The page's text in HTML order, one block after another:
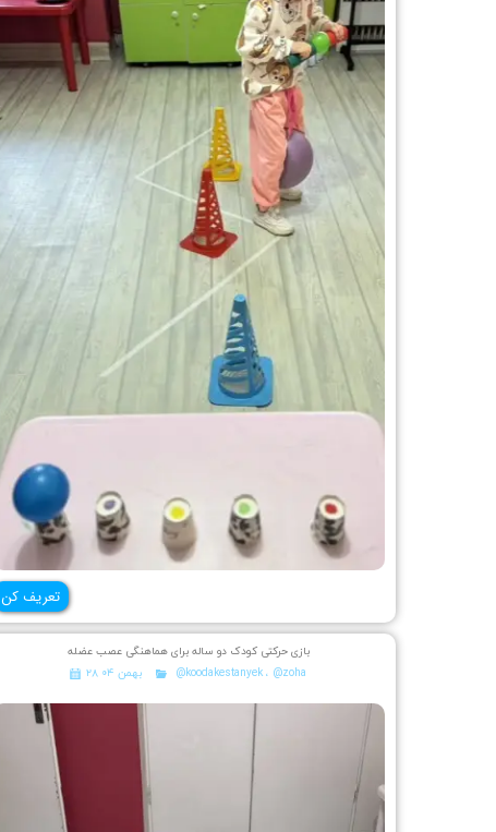
تعریف کن
بازی حرکتی کودک دو ساله برای هماهنگی عصب عضله
۲۸ بهمن ۰۴
@koodakestanyek، @zoha